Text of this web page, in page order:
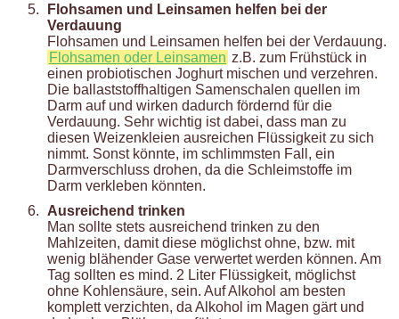
Flohsamen und Leinsamen helfen bei der
Verdauung
Flohsamen und Leinsamen helfen bei der Verdauung.
Flohsamen oder Leinsamen z.B. zum Frühstück in
einen probiotischen Joghurt mischen und verzehren.
Die ballaststoffhaltigen Samenschalen quellen im
Darm auf und wirken dadurch fördernd für die
Verdauung. Sehr wichtig ist dabei, dass man zu
diesen Weizenkleien ausreichen Flüssigkeit zu sich
nimmt. Sonst könnte, im schlimmsten Fall, ein
Darmverschluss drohen, da die Schleimstoffe im
Darm verkleben könnten.
Ausreichend trinken
Man sollte stets ausreichend trinken zu den
Mahlzeiten, damit diese möglichst ohne, bzw. mit
wenig blähender Gase verwertet werden können. Am
Tag sollten es mind. 2 Liter Flüssigkeit, möglichst
ohne Kohlensäure, sein. Auf Alkohol am besten
komplett verzichten, da Alkohol im Magen gärt und